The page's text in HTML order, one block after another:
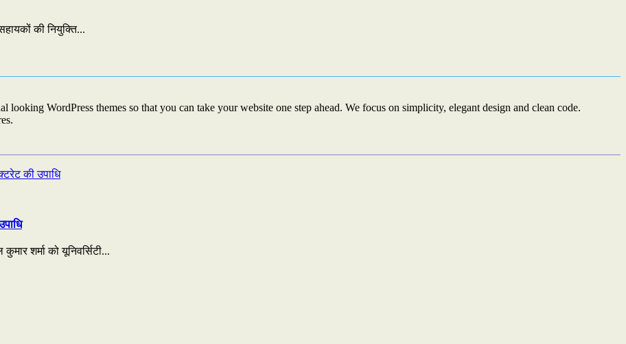
की नियुक्ति...
WordPress themes so that you can take your website one step ahead. We focus on simplicity, elegant design and clean code.
शर्मा को यूनिवर्सिटी...